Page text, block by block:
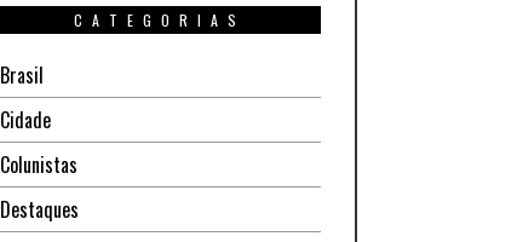
CATEGORIAS
Brasil
Cidade
Colunistas
Destaques